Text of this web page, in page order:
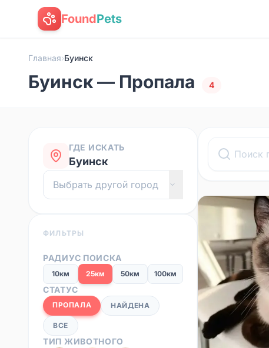
FoundPets
Главная›Буинск
Буинск — Пропала 4
ГДЕ ИСКАТЬ
Буинск
ФИЛЬТРЫ
РАДИУС ПОИСКА
10км 25км 50км 100км
СТАТУС
ПРОПАЛА НАЙДЕНА
ВСЕ
ТИП ЖИВОТНОГО